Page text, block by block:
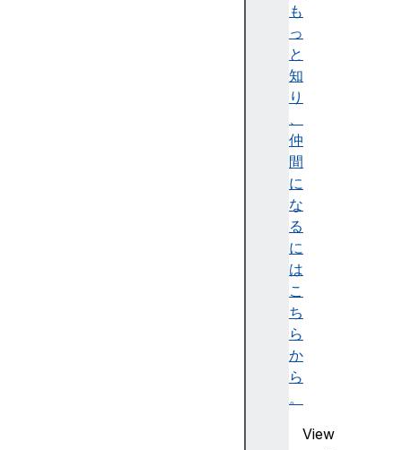
も
っ
と
知
り
、
仲
間
に
な
る
に
は
こ
ち
ら
か
ら
。
View